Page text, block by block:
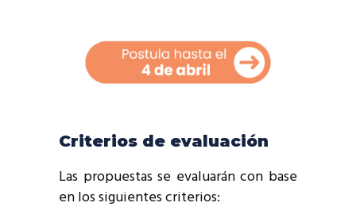
Criterios de evaluación
Las propuestas se evaluarán con base
en los siguientes criterios: